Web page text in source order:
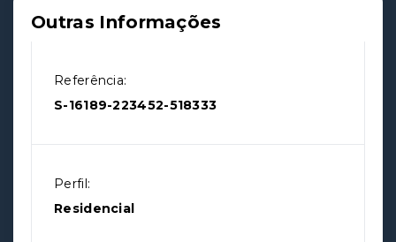
Outras Informações
Referência:
S-16189-223452-518333
Perfil:
Residencial